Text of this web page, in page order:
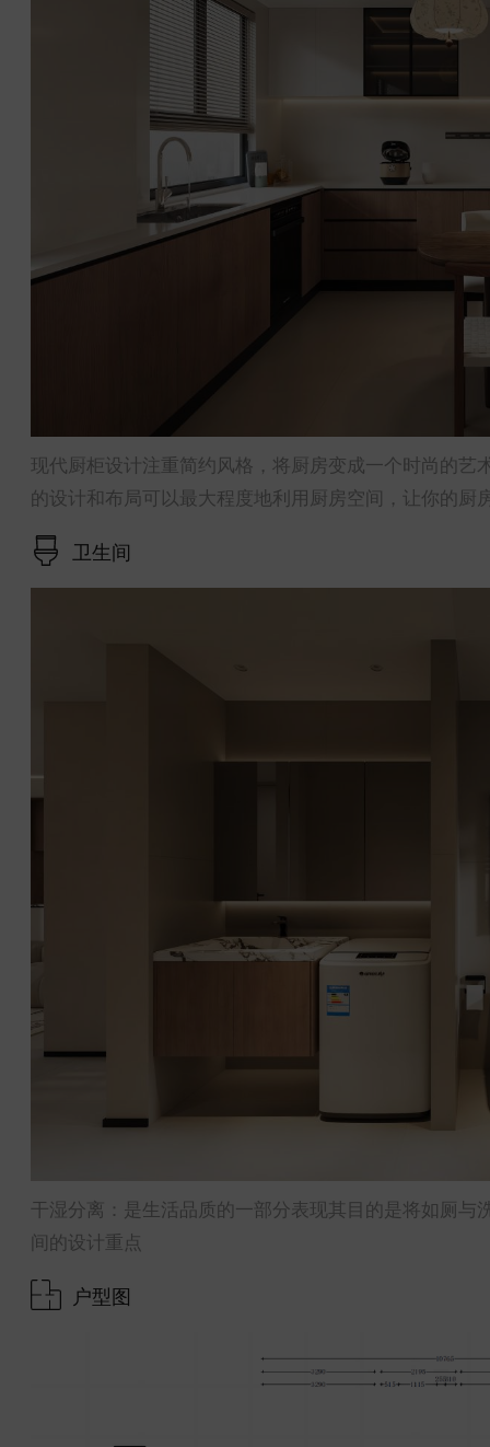
现代厨柜设计注重简约风格，将厨房变成一个时尚的
的设计和布局可以最大程度地利用厨房空间，让你的厨
卫生间
干湿分离：是生活品质的一部分表现其目的是将如厕
间的设计重点
户型图